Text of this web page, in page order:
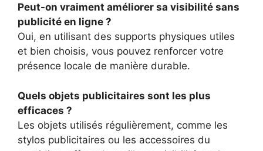
Peut-on vraiment améliorer sa visibilité sans
publicité en ligne ?
Oui, en utilisant des supports physiques utiles
et bien choisis, vous pouvez renforcer votre
présence locale de manière durable.
Quels objets publicitaires sont les plus
efficaces ?
Les objets utilisés régulièrement, comme les
stylos publicitaires ou les accessoires du